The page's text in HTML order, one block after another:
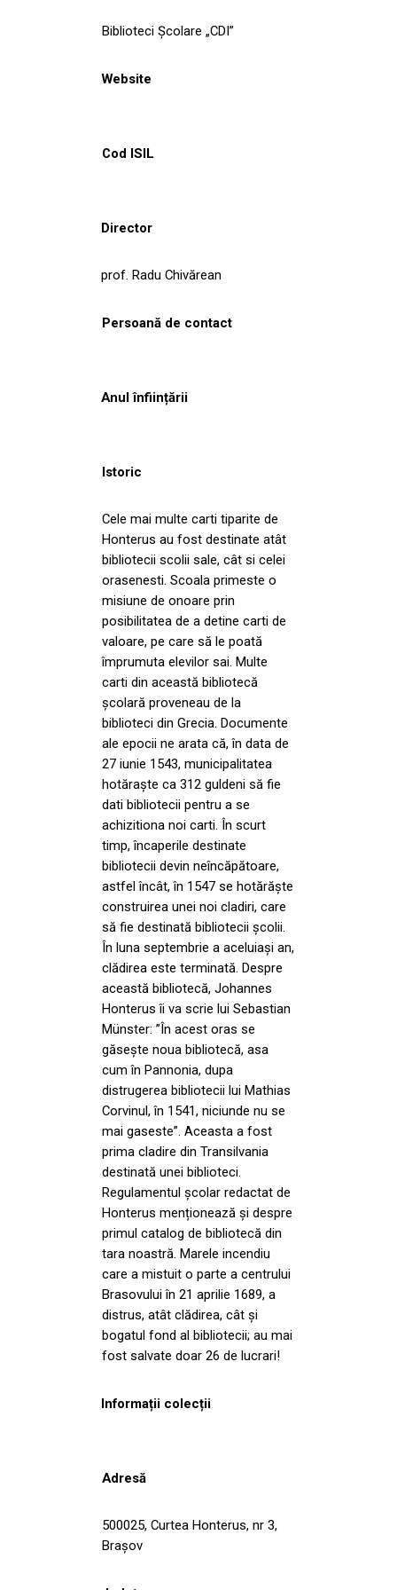
Biblioteci Școlare „CDI”
Website
Cod ISIL
Director
prof. Radu Chivărean
Persoană de contact
Anul înființării
Istoric
Cele mai multe carti tiparite de
Honterus au fost destinate atât
bibliotecii scolii sale, cât si celei
orasenesti. Scoala primeste o
misiune de onoare prin
posibilitatea de a detine carti de
valoare, pe care să le poată
împrumuta elevilor sai. Multe
carti din această bibliotecă
școlară proveneau de la
biblioteci din Grecia. Documente
ale epocii ne arata că, în data de
27 iunie 1543, municipalitatea
hotăraște ca 312 guldeni să fie
dati bibliotecii pentru a se
achizitiona noi carti. În scurt
timp, încaperile destinate
bibliotecii devin neîncăpătoare,
astfel încât, în 1547 se hotărăște
construirea unei noi cladiri, care
să fie destinată bibliotecii școlii.
În luna septembrie a aceluiași an,
clădirea este terminată. Despre
această bibliotecă, Johannes
Honterus îi va scrie lui Sebastian
Münster: ”În acest oras se
găsește noua bibliotecă, asa
cum în Pannonia, dupa
distrugerea bibliotecii lui Mathias
Corvinul, în 1541, niciunde nu se
mai gaseste”. Aceasta a fost
prima cladire din Transilvania
destinată unei biblioteci.
Regulamentul școlar redactat de
Honterus menționează și despre
primul catalog de bibliotecă din
tara noastră. Marele incendiu
care a mistuit o parte a centrului
Brasovului în 21 aprilie 1689, a
distrus, atât clădirea, cât și
bogatul fond al bibliotecii; au mai
fost salvate doar 26 de lucrari!
Informații colecții
Adresă
500025, Curtea Honterus, nr 3,
Brașov